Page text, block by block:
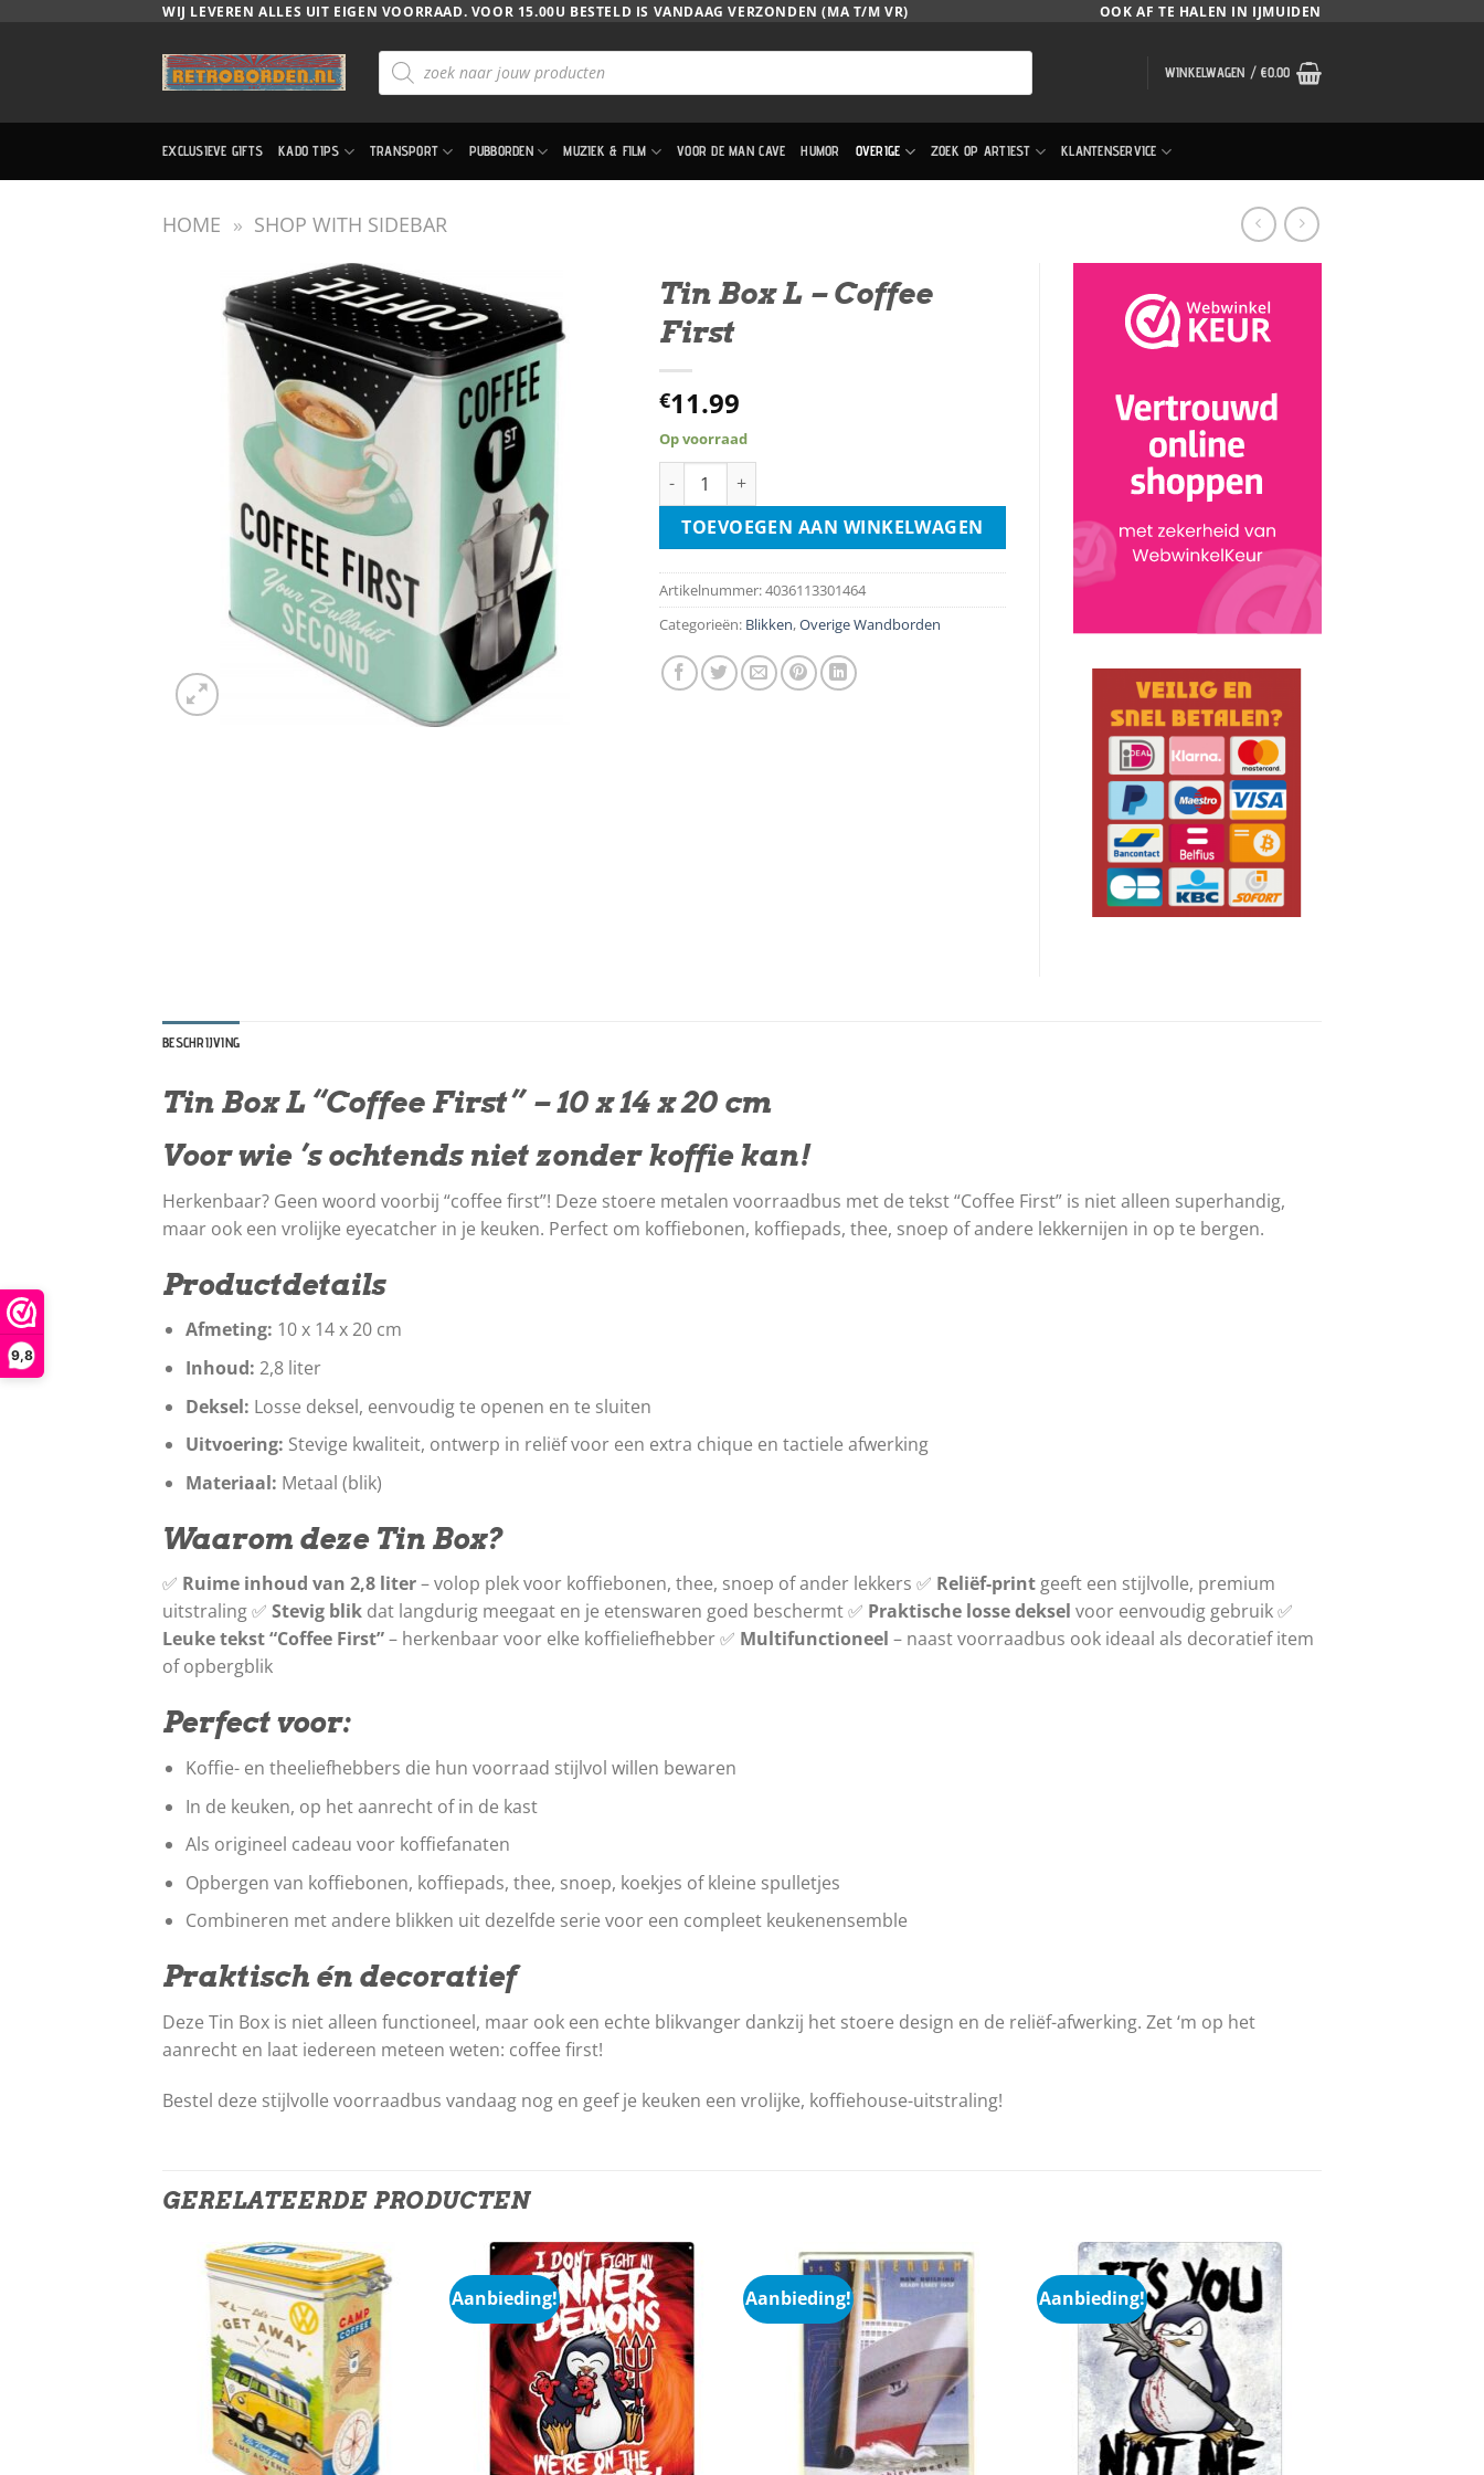
9,8
WIJ LEVEREN ALLES UIT EIGEN VOORRAAD. VOOR 15.00U BESTELD IS VANDAAG VERZONDEN (MA T/M VR) OOK AF TE HALEN IN IJMUIDEN
Producten
zoeken WINKELWAGEN /€0.00
EXCLUSIEVE GIFTS KADO TIPS TRANSPORT PUBBORDEN MUZIEK & FILM VOOR DE MAN CAVE HUMOR OVERIGE ZOEK OP ARTIEST KLANTENSERVICE
HOME » SHOP WITH SIDEBAR
Tin Box L – Coffee
First
€11.99
Op voorraad
Tin Box L - Coffee First aantal
TOEVOEGEN AAN WINKELWAGEN
Artikelnummer:4036113301464
Categorieën: Blikken,Overige Wandborden
BESCHRIJVING
Tin Box L “Coffee First” – 10 x 14 x 20 cm
Voor wie ’s ochtends niet zonder koffie kan!
Herkenbaar? Geen woord voorbij “coffee first”! Deze stoere metalen voorraadbus met de tekst “Coffee First” is niet alleen superhandig,
maar ook een vrolijke eyecatcher in je keuken. Perfect om koffiebonen, koffiepads, thee, snoep of andere lekkernijen in op te bergen.
Productdetails
Afmeting: 10 x 14 x 20 cm
Inhoud: 2,8 liter
Deksel: Losse deksel, eenvoudig te openen en te sluiten
Uitvoering: Stevige kwaliteit, ontwerp in reliëf voor een extra chique en tactiele afwerking
Materiaal: Metaal (blik)
Waarom deze Tin Box?
✅ Ruime inhoud van 2,8 liter– volop plek voor koffiebonen, thee, snoep of ander lekkers ✅ Reliëf-print geeft een stijlvolle, premium
uitstraling ✅ Stevig blik dat langdurig meegaat en je etenswaren goed beschermt ✅ Praktische losse deksel voor eenvoudig gebruik ✅
Leuke tekst “Coffee First”– herkenbaar voor elke koffieliefhebber ✅ Multifunctioneel – naast voorraadbus ook ideaal als decoratief item
of opbergblik
Perfect voor:
Koffie- en theeliefhebbers die hun voorraad stijlvol willen bewaren
In de keuken, op het aanrecht of in de kast
Als origineel cadeau voor koffiefanaten
Opbergen van koffiebonen, koffiepads, thee, snoep, koekjes of kleine spulletjes
Combineren met andere blikken uit dezelfde serie voor een compleet keukenensemble
Praktisch én decoratief
Deze Tin Box is niet alleen functioneel, maar ook een echte blikvanger dankzij het stoere design en de reliëf-afwerking. Zet ‘m op het
aanrecht en laat iedereen meteen weten: coffee first!
Bestel deze stijlvolle voorraadbus vandaag nog en geef je keuken een vrolijke, koffiehouse-uitstraling!
GERELATEERDE PRODUCTEN
Aanbieding! Aanbieding! Aanbieding!